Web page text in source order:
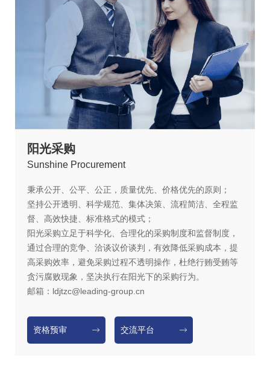
阳光采购
Sunshine Procurement
秉承公开、公平、公正，质量优先、价格优先的原则；
坚持公开透明、科学规范、集体决策、流程简洁、全程监
督、高效快捷、标准格式的模式；
阳光采购立足于科学化、合理化的采购制度和监督制度，
通过合理的竞争、洽谈议价谈判，有效降低采购成本，提
高采购效率，避免采购过程不透明操作，杜绝行贿受贿等
贪污腐败现象，坚决执行在阳光下的采购行为。
邮箱：ldjtzc@leading-group.cn
资格预审 交流平台